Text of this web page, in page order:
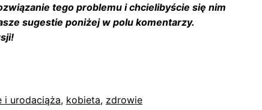
tego problemu i chcielibyście się nim
sugestie poniżej w polu komentarzy.
i urodaciąża, kobieta, zdrowie